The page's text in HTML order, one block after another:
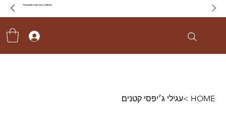
Fine jewelry that lasts a lifetime
HOME
>עגילי ג׳יפסי קטנים